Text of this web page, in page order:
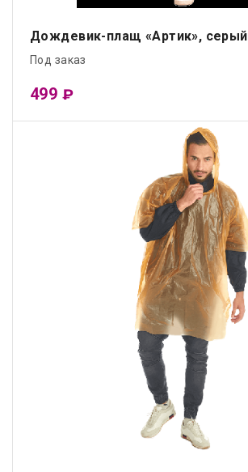
Дождевик-плащ «Артик», серый
Под заказ
499 ₽